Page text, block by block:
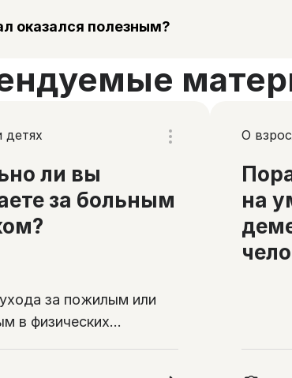
оказался полезным?
детях
ли вы
за больным
за пожилым или
в физических
О
на